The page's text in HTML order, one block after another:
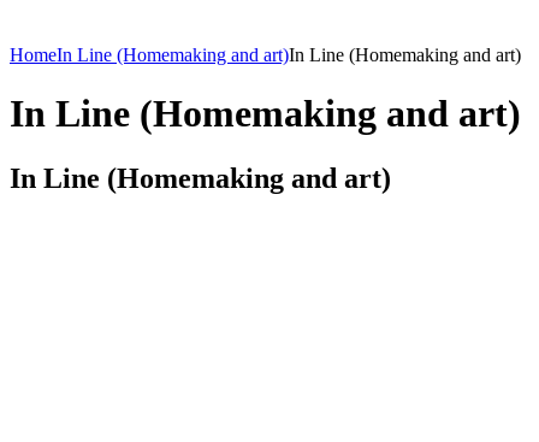
HomeIn Line (Homemaking and art)In Line (Homemaking and art)
In Line (Homemaking and art)
In Line (Homemaking and art)